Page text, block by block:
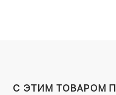
C ЭТИМ ТОВАРОМ